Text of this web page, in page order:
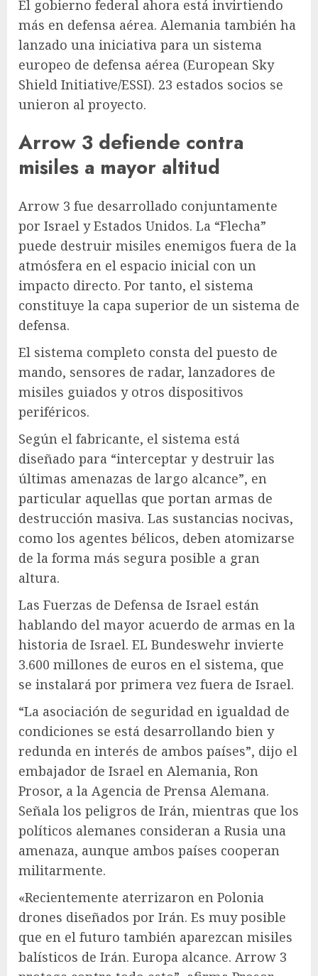
El gobierno federal ahora está invirtiendo
más en defensa aérea. Alemania también ha
lanzado una iniciativa para un sistema
europeo de defensa aérea (European Sky
Shield Initiative/ESSI). 23 estados socios se
unieron al proyecto.
Arrow 3 defiende contra
misiles a mayor altitud
Arrow 3 fue desarrollado conjuntamente
por Israel y Estados Unidos. La “Flecha”
puede destruir misiles enemigos fuera de la
atmósfera en el espacio inicial con un
impacto directo. Por tanto, el sistema
constituye la capa superior de un sistema de
defensa.
El sistema completo consta del puesto de
mando, sensores de radar, lanzadores de
misiles guiados y otros dispositivos
periféricos.
Según el fabricante, el sistema está
diseñado para “interceptar y destruir las
últimas amenazas de largo alcance”, en
particular aquellas que portan armas de
destrucción masiva. Las sustancias nocivas,
como los agentes bélicos, deben atomizarse
de la forma más segura posible a gran
altura.
Las Fuerzas de Defensa de Israel están
hablando del mayor acuerdo de armas en la
historia de Israel. EL Bundeswehr invierte
3.600 millones de euros en el sistema, que
se instalará por primera vez fuera de Israel.
“La asociación de seguridad en igualdad de
condiciones se está desarrollando bien y
redunda en interés de ambos países”, dijo el
embajador de Israel en Alemania, Ron
Prosor, a la Agencia de Prensa Alemana.
Señala los peligros de Irán, mientras que los
políticos alemanes consideran a Rusia una
amenaza, aunque ambos países cooperan
militarmente.
«Recientemente aterrizaron en Polonia
drones diseñados por Irán. Es muy posible
que en el futuro también aparezcan misiles
balísticos de Irán. Europa alcance. Arrow 3